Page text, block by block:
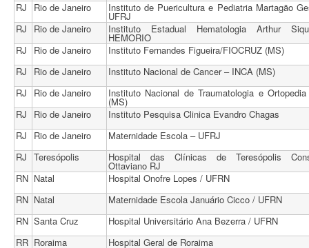
RJ
Rio de Janeiro Instituto de Puericultura e Pediatria Martagão
UFRJ
RJ
Rio de Janeiro Instituto Estadual Hematologia Arthur
HEMORIO
RJ
Rio de Janeiro
Instituto Fernandes Figueira/FIOCRUZ (MS)
RJ
Rio de Janeiro
Instituto Nacional de Cancer – INCA (MS)
RJ
Rio de Janeiro Instituto Nacional de Traumatologia e
(MS)
RJ
Rio de Janeiro
Instituto Pesquisa Clinica Evandro Chagas
RJ
Rio de Janeiro
Maternidade Escola – UFRJ
RJ Teresópolis Hospital das Clínicas de Teresópolis
Ottaviano RJ
RN Natal
Hospital Onofre Lopes / UFRN
RN Natal
Maternidade Escola Januário Cicco / UFRN
RN Santa Cruz
Hospital Universitário Ana Bezerra / UFRN
RR Roraima
Hospital Geral de Roraima